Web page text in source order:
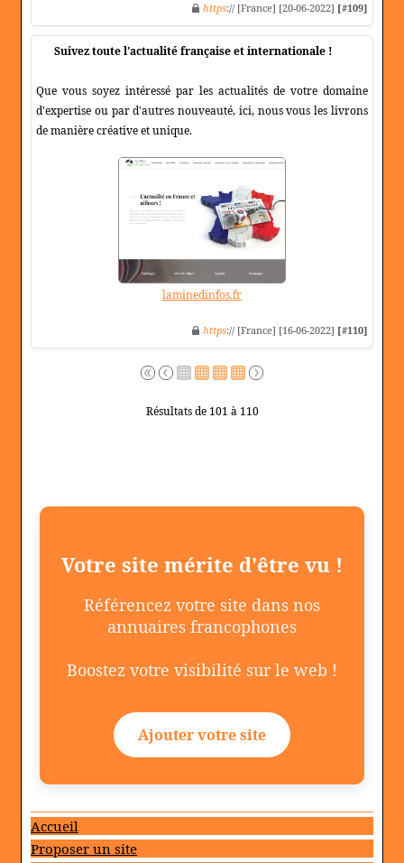
https:// [France] [20-06-2022] [#109]
Suivez toute l'actualité française et internationale !
Que vous soyez intéressé par les actualités de votre domaine
d'expertise ou par d'autres nouveauté, ici, nous vous les livrons
de manière créative et unique.
laminedinfos.fr
https:// [France] [16-06-2022] [#110]
Résultats de 101 à 110
Votre site mérite d'être vu !
Référencez votre site dans nos
annuaires francophones
Boostez votre visibilité sur le web !
Ajouter votre site
Accueil
Proposer un site